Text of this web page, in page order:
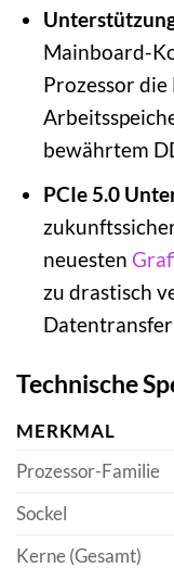
Mainboard-
Prozessor
bewährtem
PCIe 5.0
neuesten
zu drastisch
Technische
MERKMAL
Prozessor-Familie
Sockel
Kerne (Gesamt)